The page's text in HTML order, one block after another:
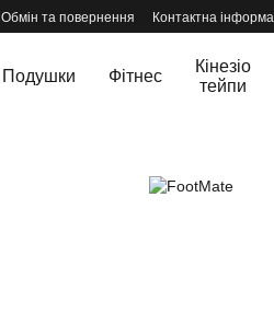
Обмін та повернення Контактна
Подушки Фітнес
Кінезіо
тейпи